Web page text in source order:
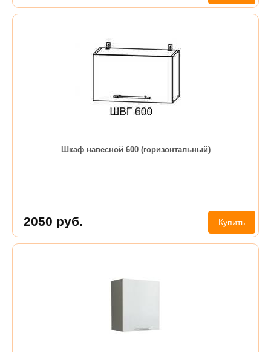
Шкаф навесной 600 (горизонтальный)
2050 руб. Купить